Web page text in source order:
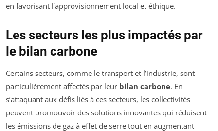
en favorisant l’approvisionnement local et éthique.
Les secteurs les plus impactés par
le bilan carbone
Certains secteurs, comme le transport et l’industrie, sont
particulièrement affectés par leur bilan carbone. En
s’attaquant aux défis liés à ces secteurs, les collectivités
peuvent promouvoir des solutions innovantes qui réduisent
les émissions de gaz à effet de serre tout en augmentant